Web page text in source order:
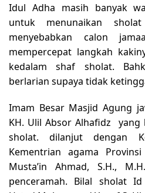
Idul Adha masih banyak
untuk menunaikan
menyebabkan calon
mempercepat langkah
kedalam shaf sholat.
berlarian supaya tidak
Imam Besar Masjid Agung
KH. Ulil Absor Alhafidz yang
sholat. dilanjut dengan
Kementrian agama
Musta’in Ahmad, S.H.,
penceramah. Bilal sholat